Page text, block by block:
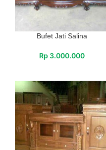
Bufet Jati Salina
Rp 3.000.000